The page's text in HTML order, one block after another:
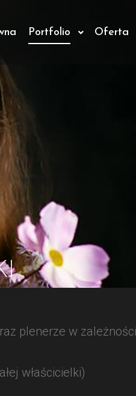
Portfolio Oferta
plenerze w
właścicielki)